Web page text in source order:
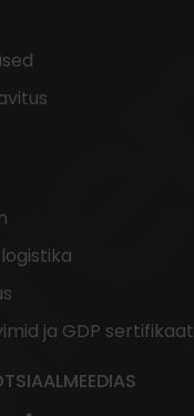
ja GDP sertifikaat